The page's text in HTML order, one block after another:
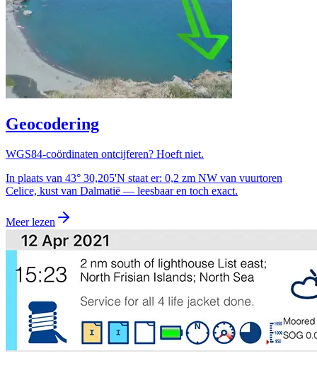
Geocodering
WGS84-coördinaten ontcijferen? Hoeft niet.
In plaats van 43° 30,205'N staat er: 0,2 zm NW van vuurtoren
Celice, kust van Dalmatië — leesbaar en toch exact.
Meer lezen